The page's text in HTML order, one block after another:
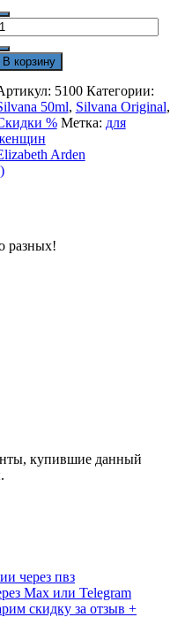
Количество
В корзину
5100 Категории:
50ml, Silvana Original,
% Метка: для
Arden
разных!
купившие данный
через пвз
Max или Telegram
скидку за отзыв +